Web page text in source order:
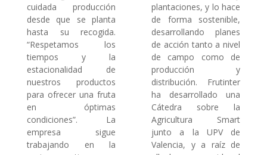
cuidada producción
desde que se planta
hasta su recogida.
“Respetamos los
tiempos y la
estacionalidad de
nuestros productos
para ofrecer una fruta
en óptimas
condiciones”. La
empresa sigue
trabajando en la
plantaciones, y lo hace
de forma sostenible,
desarrollando planes
de acción tanto a nivel
de campo como de
producción y
distribución. Frutinter
ha desarrollado una
Cátedra sobre la
Agricultura Smart
junto a la UPV de
Valencia, y a raíz de